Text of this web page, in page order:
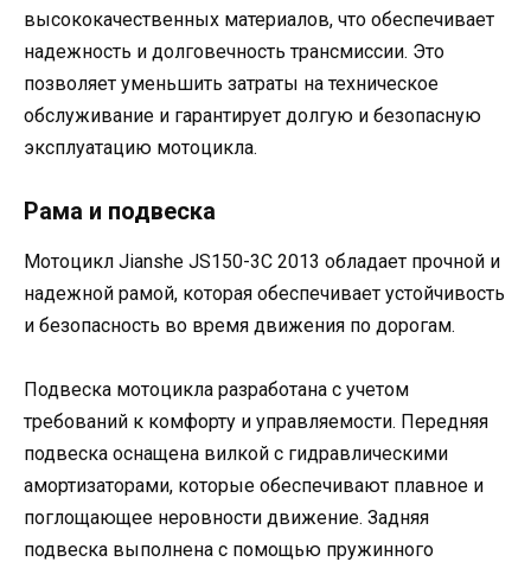
высококачественных материалов, что обеспечивает
надежность и долговечность трансмиссии. Это
позволяет уменьшить затраты на техническое
обслуживание и гарантирует долгую и безопасную
эксплуатацию мотоцикла.
Рама и подвеска
Мотоцикл Jianshe JS150-3C 2013 обладает прочной и
надежной рамой, которая обеспечивает устойчивость
и безопасность во время движения по дорогам.
Подвеска мотоцикла разработана с учетом
требований к комфорту и управляемости. Передняя
подвеска оснащена вилкой с гидравлическими
амортизаторами, которые обеспечивают плавное и
поглощающее неровности движение. Задняя
подвеска выполнена с помощью пружинного